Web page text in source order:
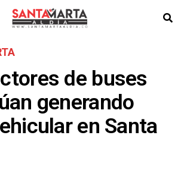
de buses
generando
en Santa